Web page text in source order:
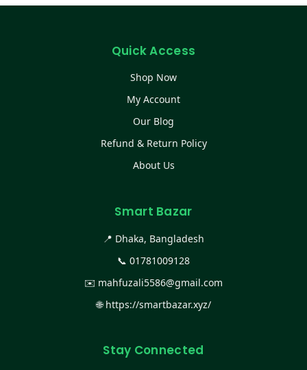
Quick Access
Shop Now
My Account
Our Blog
Refund & Return Policy
About Us
Smart Bazar
📍 Dhaka, Bangladesh
📞 01781009128
✉️ mahfuzali5586@gmail.com
🌐 https://smartbazar.xyz/
Stay Connected